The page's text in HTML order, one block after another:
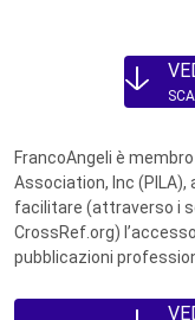
FrancoAngeli è
Association, Inc
facilitare (attraverso i
CrossRef.org)
pubblicazioni